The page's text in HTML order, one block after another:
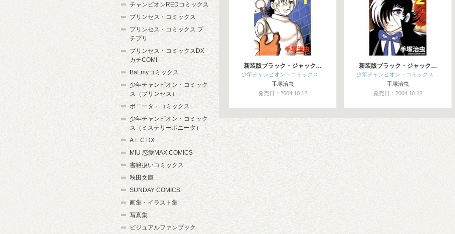
新装版ブラック・ジャック…
少年チャンピオン・コミックス…
手塚治虫
発売日：2004.10.12
新装版ブラック・ジャック…
少年チャンピオン・コミックス…
手塚治虫
発売日：2004.10.12
チャンピオンREDコミックス
プリンセス・コミックス
プリンセス・コミックス プ
チプリ
プリンセス・コミックスDX
カチCOMI
BaLmyコミックス
少年チャンピオン・コミック
ス（プリンセス）
ボニータ・コミックス
少年チャンピオン・コミック
ス（ミステリーボニータ）
A.L.C.DX
MIU 恋愛MAX COMICS
書籍扱いコミックス
秋田文庫
SUNDAY COMICS
画集・イラスト集
写真集
ビジュアルファンブック